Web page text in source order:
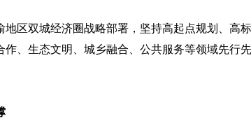
区双城经济圈战略部署，坚持高起点规划、高
、生态文明、城乡融合、公共服务等领域先行